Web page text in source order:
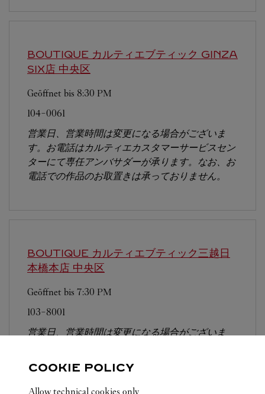
BOUTIQUE カルティエブティック GINZA
SIX店 中央区
Geöffnet bis 8:30 PM
104-0061
営業日、営業時間は変更になる場合がございま
す。お電話はカルティエカスタマーサービスセン
ターにて専任アンバサダーが承ります。なお、お
電話での作品のお取置きは承っておりません。
BOUTIQUE カルティエブティック三越日
本橋本店 中央区
Geöffnet bis 7:30 PM
103-8001
営業日、営業時間は変更になる場合がございま
電話での作品のお取置きは承っておりません。
COOKIE POLICY
Allow technical cookies only